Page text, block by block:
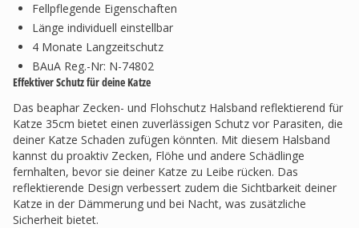
Fellpflegende Eigenschaften
Länge individuell einstellbar
4 Monate Langzeitschutz
BAuA Reg.-Nr: N-74802
Effektiver Schutz für deine Katze
Das beaphar Zecken- und Flohschutz Halsband reflektierend für
Katze 35cm bietet einen zuverlässigen Schutz vor Parasiten, die
deiner Katze Schaden zufügen könnten. Mit diesem Halsband
kannst du proaktiv Zecken, Flöhe und andere Schädlinge
fernhalten, bevor sie deiner Katze zu Leibe rücken. Das
reflektierende Design verbessert zudem die Sichtbarkeit deiner
Katze in der Dämmerung und bei Nacht, was zusätzliche
Sicherheit bietet.